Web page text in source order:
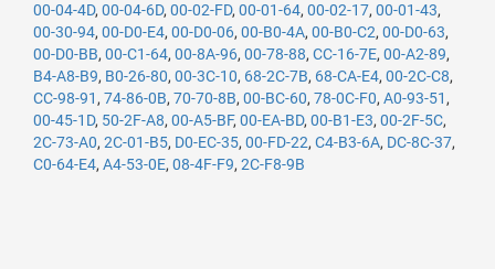
00-04-4D, 00-04-6D, 00-02-FD, 00-01-64, 00-02-17, 00-01-43,
00-30-94, 00-D0-E4, 00-D0-06, 00-B0-4A, 00-B0-C2, 00-D0-63,
00-D0-BB, 00-C1-64, 00-8A-96, 00-78-88, CC-16-7E, 00-A2-89,
B4-A8-B9, B0-26-80, 00-3C-10, 68-2C-7B, 68-CA-E4, 00-2C-C8,
CC-98-91 , 74-86-0B, 70-70-8B, 00-BC-60, 78-0C-F0, A0-93-51 ,
00-45-1D, 50-2F-A8, 00-A5-BF, 00-EA-BD, 00-B1-E3, 00-2F-5C,
2C-73-A0, 2C-01-B5, D0-EC-35, 00-FD-22, C4-B3-6A, DC-8C-37,
C0-64-E4, A4-53-0E, 08-4F-F9, 2C-F8-9B